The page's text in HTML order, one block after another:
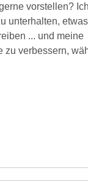
vorstellen?
unterhalten,
... und meine
zu verbessern,